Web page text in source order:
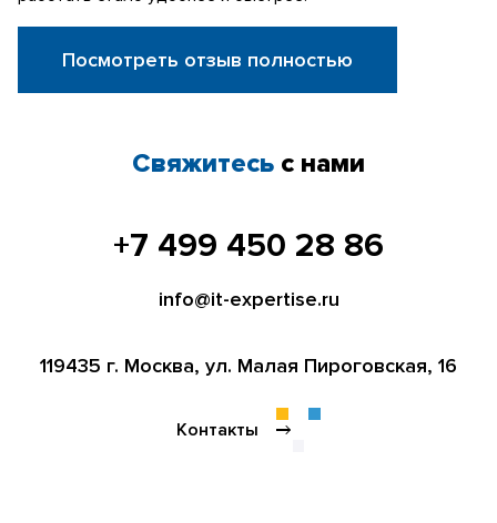
Посмотреть отзыв полностью
Свяжитесь с нами
+7 499 450 28 86
info@it-expertise.ru
119435 г. Москва, ул. Малая Пироговская, 16
Контакты